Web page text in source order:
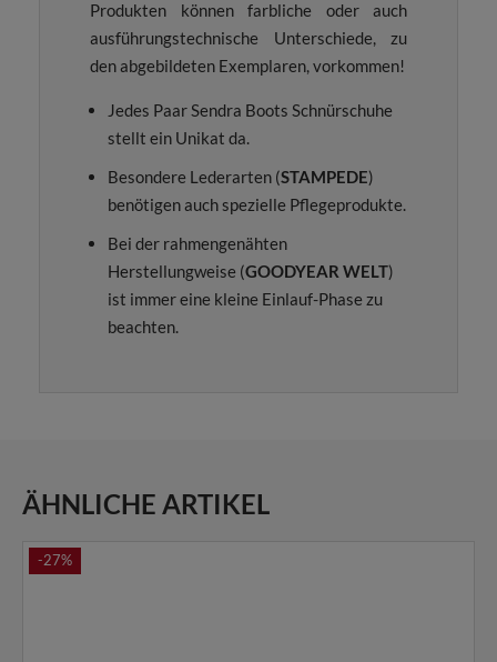
Produkten können farbliche oder auch
ausführungstechnische Unterschiede, zu
den abgebildeten Exemplaren, vorkommen!
Jedes Paar Sendra Boots Schnürschuhe
stellt ein Unikat da.
Besondere Lederarten (STAMPEDE)
benötigen auch spezielle Pflegeprodukte.
Bei der rahmengenähten
Herstellungweise (GOODYEAR WELT)
ist immer eine kleine Einlauf-Phase zu
beachten.
ÄHNLICHE ARTIKEL
-27%